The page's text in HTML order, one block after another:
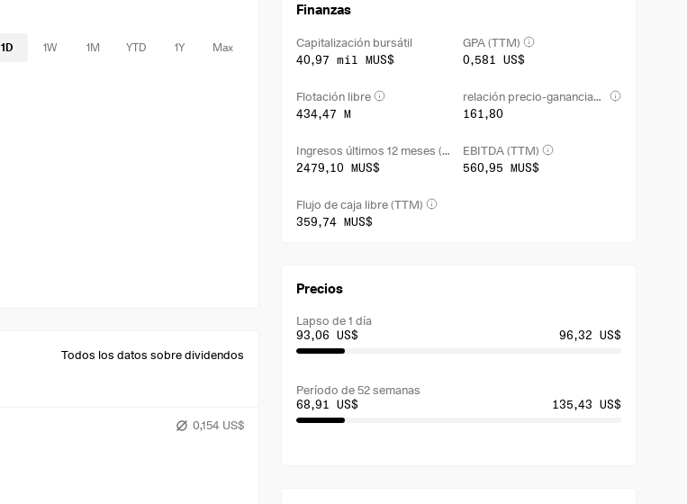
1D 1W 1M YTD 1Y Max
Todos los datos sobre dividendos
0,154 US$
Finanzas
Capitalización bursátil
40,97 mil MUS$
GPA (TTM)
0,581 US$
Flotación libre
434,47 M
relación precio-ganancias netas (TTM)
161,80
Ingresos últimos 12 meses (TTM)
2479,10 MUS$
EBITDA (TTM)
560,95 MUS$
Flujo de caja libre (TTM)
359,74 MUS$
Precios
Lapso de 1 día
93,06 US$
96,32 US$
Período de 52 semanas
68,91 US$
135,43 US$